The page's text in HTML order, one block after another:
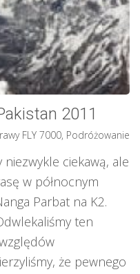
2011
FLY 7000, Podróżowanie
ciekawą, ale
w północnym
Parbat na K2.
ten
że pewnego